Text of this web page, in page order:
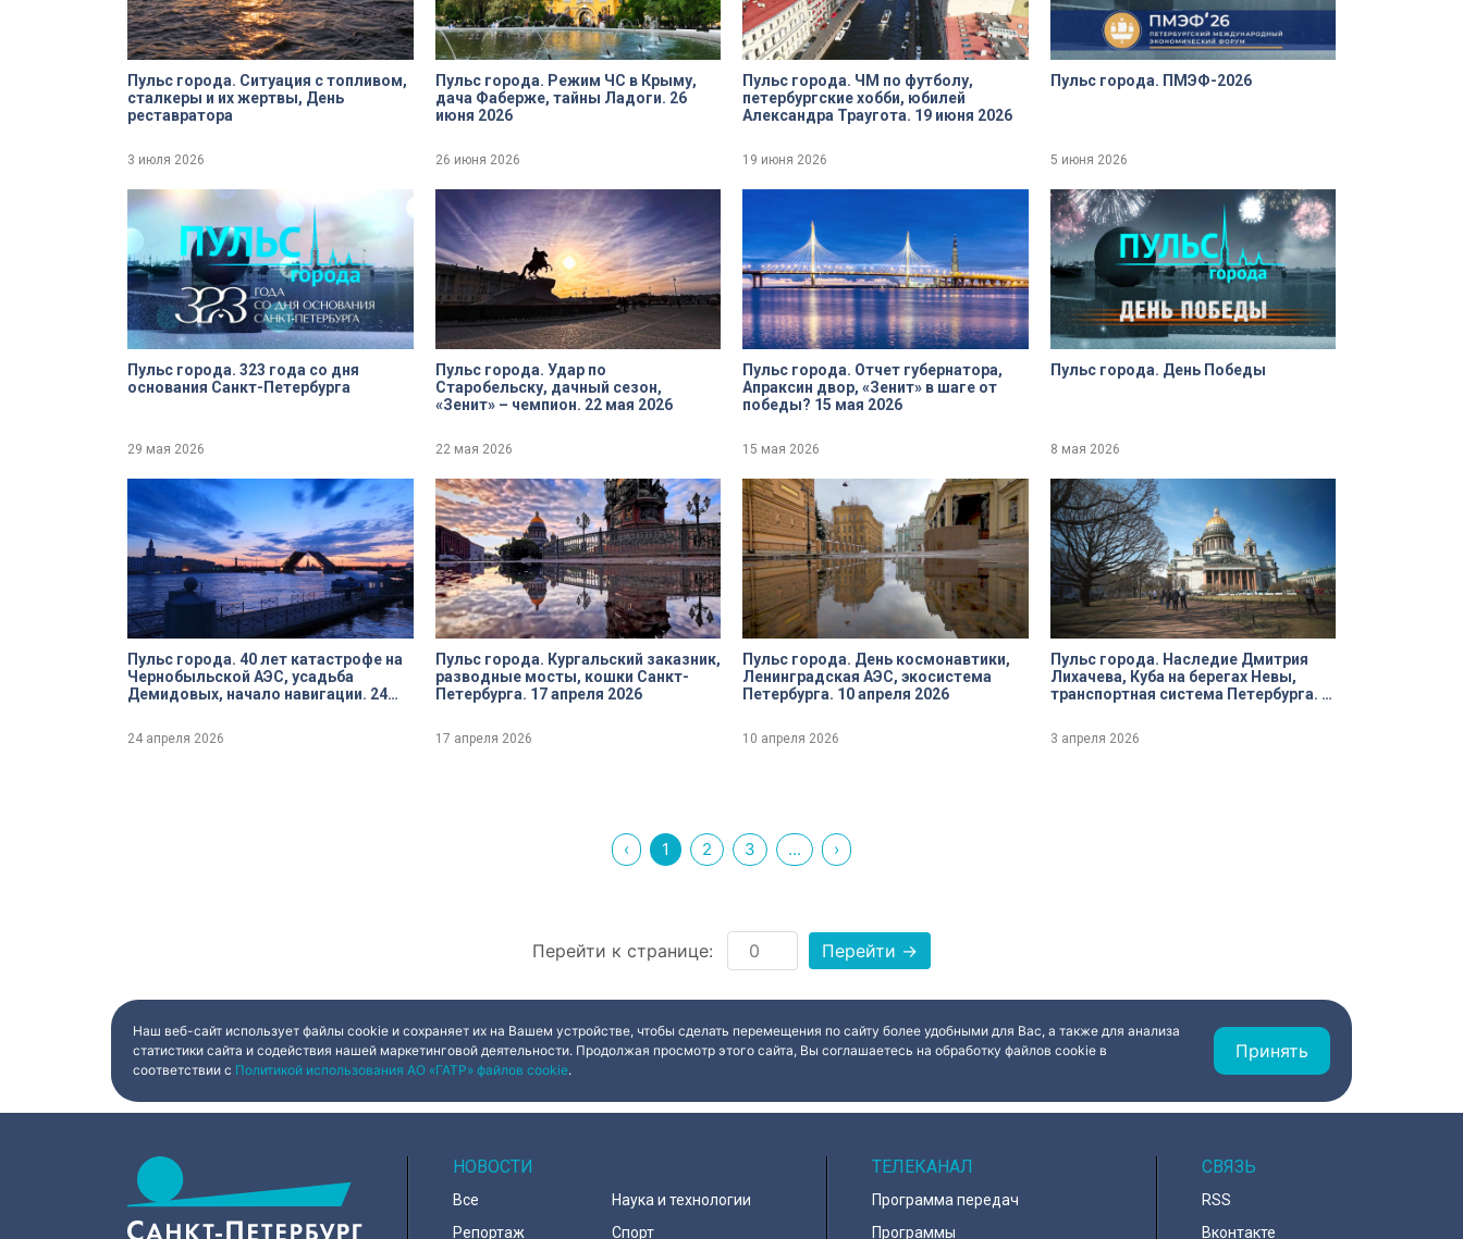
Пульс города. Ситуация с топливом,
сталкеры и их жертвы, День
реставратора
3 июля 2026
Пульс города. Режим ЧС в Крыму,
дача Фаберже, тайны Ладоги. 26
июня 2026
26 июня 2026
Пульс города. ЧМ по футболу,
петербургские хобби, юбилей
Александра Траугота. 19 июня 2026
19 июня 2026
Пульс города. ПМЭФ-2026
5 июня 2026
Пульс города. 323 года со дня
основания Санкт-Петербурга
29 мая 2026
Пульс города. Удар по
Старобельску, дачный сезон,
«Зенит» – чемпион. 22 мая 2026
22 мая 2026
Пульс города. Отчет губернатора,
Апраксин двор, «Зенит» в шаге от
победы? 15 мая 2026
15 мая 2026
Пульс города. День Победы
8 мая 2026
Пульс города. 40 лет катастрофе на
Чернобыльской АЭС, усадьба
Демидовых, начало навигации. 24
24 апреля 2026
Пульс города. Кургальский заказник,
разводные мосты, кошки Санкт-
Петербурга. 17 апреля 2026
17 апреля 2026
Пульс города. День космонавтики,
Ленинградская АЭС, экосистема
Петербурга. 10 апреля 2026
10 апреля 2026
Пульс города. Наследие Дмитрия
Лихачева, Куба на берегах Невы,
транспортная система Петербурга. 3
3 апреля 2026
‹ 1 2 3 ... ›
Перейти к странице: Перейти →
Наш веб-сайт использует файлы cookie и сохраняет их на Вашем устройстве, чтобы сделать перемещения по сайту более удобными для Вас, а также для анализа
статистики сайта и содействия нашей маркетинговой деятельности. Продолжая просмотр этого сайта, Вы соглашаетесь на обработку файлов cookie в
соответствии с Политикой использования АО «ГАТР» файлов cookie.
Принять
НОВОСТИ
Все
Репортаж
Наука и технологии
Спорт
ТЕЛЕКАНАЛ
Программа передач
Программы
СВЯЗЬ
RSS
Вконтакте